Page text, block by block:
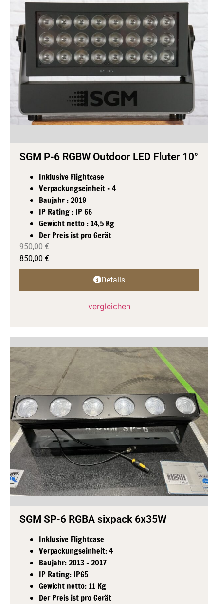
SGM P-6 RGBW Outdoor LED Fluter 10°
Inklusive Flightcase
Verpackungseinheit = 4
Baujahr : 2019
IP Rating : IP 66
Gewicht netto : 14,5 Kg
Der Preis ist pro Gerät
950,00€
850,00 €
Details
vergleichen
SGM SP-6 RGBA sixpack 6x35W
Inklusive Flightcase
Verpackungseinheit: 4
Baujahr: 2013 - 2017
IP Rating: IP65
Gewicht netto: 11 Kg
Der Preis ist pro Gerät